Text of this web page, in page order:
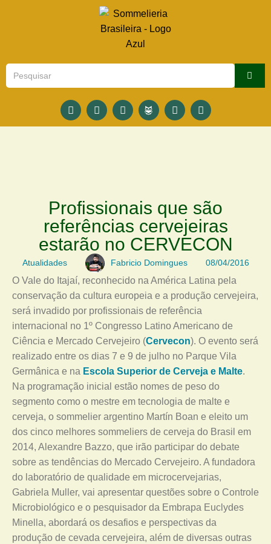
Profissionais que são
referências cervejeiras
estarão no CERVECON
Atualidades Fabricio Domingues 08/04/2016
O Vale do Itajaí, reconhecido na América Latina pela
conservação da cultura europeia e a produção cervejeira,
será invadido por profissionais de referência
internacional no 1º Congresso Latino Americano de
Ciência e Mercado Cervejeiro (Cervecon). O evento será
realizado entre os dias 7 e 9 de julho no Parque Vila
Germânica e na Escola Superior de Cerveja e Malte.
Na programação inicial estão nomes de peso do
segmento como o mestre em tecnologia de malte e
cerveja, o sommelier argentino Martín Boan e eleito um
dos cinco melhores sommeliers de cerveja do Brasil em
2014, Alexandre Bazzo, que irão participar do debate
sobre as tendências do Mercado Cervejeiro. A fundadora
do laboratório de qualidade em microcervejarias,
Gabriela Muller, vai apresentar questões sobre o Controle
Microbiológico e o pesquisador da Embrapa Euclydes
Minella, abordará os desafios e perspectivas da
produção de cevada cervejeira, além de diversas outras